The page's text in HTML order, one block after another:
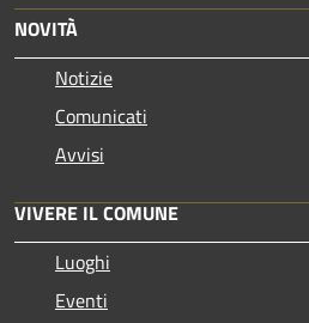
NOVITÀ
Notizie
Comunicati
Avvisi
VIVERE IL COMUNE
Luoghi
Eventi